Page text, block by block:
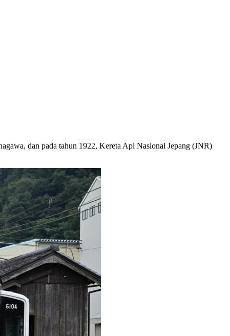
dan pada tahun 1922, Kereta Api Nasional Jepang (JNR)